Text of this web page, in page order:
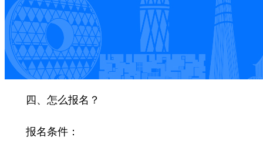
四、怎么报名？
报名条件：